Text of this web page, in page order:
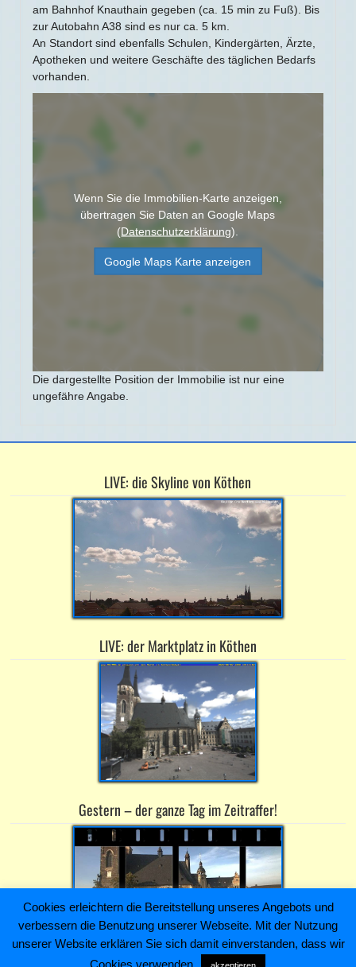
am Bahnhof Knauthain gegeben (ca. 15 min zu Fuß). Bis
zur Autobahn A38 sind es nur ca. 5 km.
An Standort sind ebenfalls Schulen, Kindergärten, Ärzte,
Apotheken und weitere Geschäfte des täglichen Bedarfs
vorhanden.
Wenn Sie die Immobilien-Karte anzeigen,
übertragen Sie Daten an Google Maps
(Datenschutzerklärung).
Google Maps Karte anzeigen
Die dargestellte Position der Immobilie ist nur eine
ungefähre Angabe.
LIVE: die Skyline von Köthen
LIVE: der Marktplatz in Köthen
Gestern – der ganze Tag im Zeitraffer!
Cookies erleichtern die Bereitstellung unseres Angebots und
verbessern die Benutzung unserer Webseite. Mit der Nutzung
unserer Website erklären Sie sich damit einverstanden, dass wir
Cookies verwenden.